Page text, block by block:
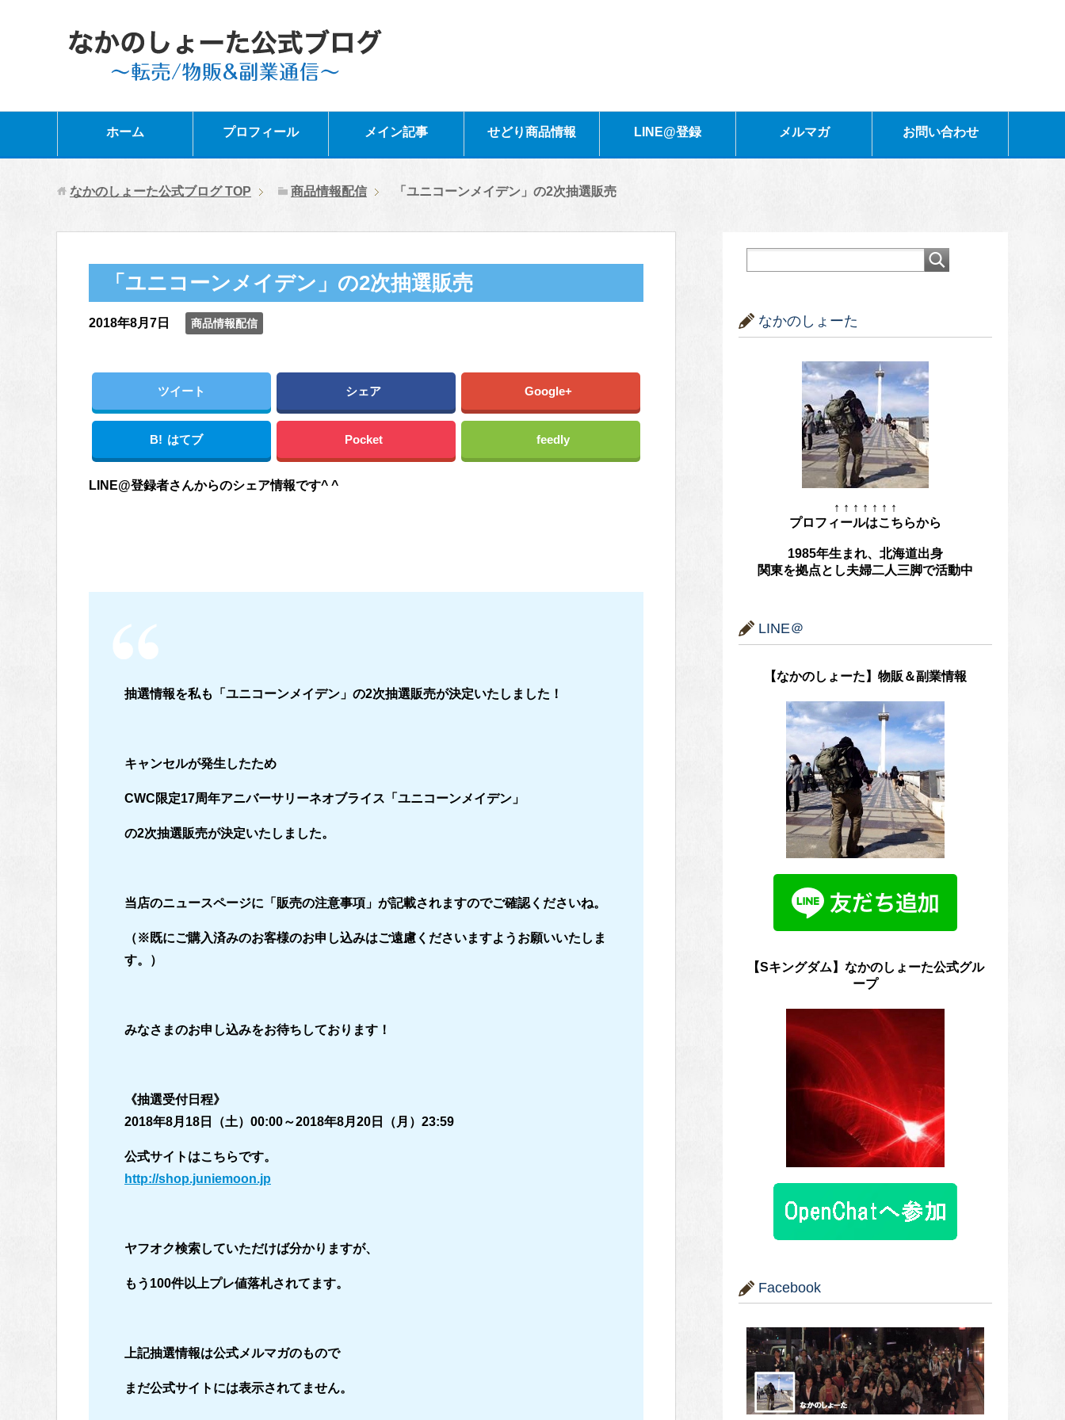
ホーム プロフィール メイン記事 せどり商品情報 LINE@登録 メルマガ お問い合わせ
なかのしょーた公式ブログTOP 商品情報配信 「ユニコーンメイデン」の2次抽選販売
「ユニコーンメイデン」の2次抽選販売
2018年8月7日 商品情報配信
ツイート シェア Google+
B! はてブ Pocket feedly
LINE@登録者さんからのシェア情報です^ ^
抽選情報を私も「ユニコーンメイデン」の2次抽選販売が決定いたしました！
キャンセルが発生したため
CWC限定17周年アニバーサリーネオブライス「ユニコーンメイデン」
の2次抽選販売が決定いたしました。
当店のニュースページに「販売の注意事項」が記載されますのでご確認くださいね。
（※既にご購入済みのお客様のお申し込みはご遠慮くださいますようお願いいたしま
す。）
みなさまのお申し込みをお待ちしております！
《抽選受付日程》
2018年8月18日（土）00:00～2018年8月20日（月）23:59
公式サイトはこちらです。
http://shop.juniemoon.jp
ヤフオク検索していただけば分かりますが、
もう100件以上プレ値落札されてます。
上記抽選情報は公式メルマガのもので
まだ公式サイトには表示されてません。
なかのしょーた
↑ ↑ ↑ ↑ ↑ ↑ ↑
プロフィールはこちらから
1985年生まれ、北海道出身
関東を拠点とし夫婦二人三脚で活動中
LINE＠
【なかのしょーた】物販＆副業情報
【Sキングダム】なかのしょーた公式グル
ープ
Facebook